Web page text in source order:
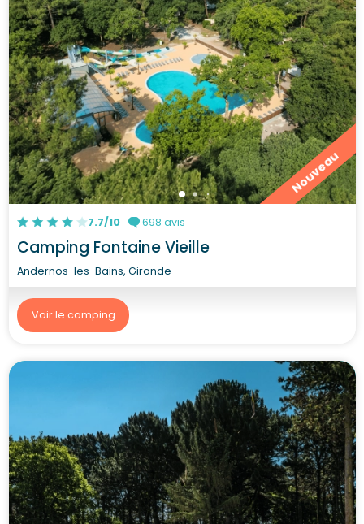
Nouveau
7.7/10 698 avis
Camping Fontaine Vieille
Andernos-les-Bains, Gironde
Voir le camping